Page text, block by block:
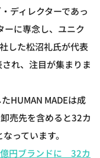
ディレクターであっ
ーに専念し、ユニク
した松沼礼氏が代表
れ、注目が集まりま
HUMAN MADEは成
売先を含めると32カ
っています。
億円ブランドに 32カ